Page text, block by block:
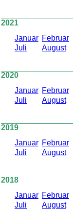
2021
Januar Februar
Juli
August
2020
Januar Februar
Juli
August
2019
Januar Februar
Juli
August
2018
Januar Februar
Juli
August